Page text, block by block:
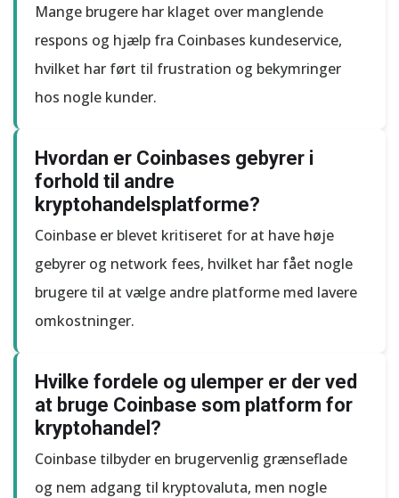
Mange brugere har klaget over manglende
respons og hjælp fra Coinbases kundeservice,
hvilket har ført til frustration og bekymringer
hos nogle kunder.
Hvordan er Coinbases gebyrer i
forhold til andre
kryptohandelsplatforme?
Coinbase er blevet kritiseret for at have høje
gebyrer og network fees, hvilket har fået nogle
brugere til at vælge andre platforme med lavere
omkostninger.
Hvilke fordele og ulemper er der ved
at bruge Coinbase som platform for
kryptohandel?
Coinbase tilbyder en brugervenlig grænseflade
og nem adgang til kryptovaluta, men nogle